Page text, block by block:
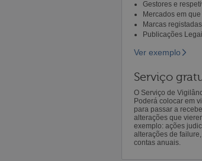
Gestores e
Mercados em
Marcas
Publicações
Ver exemplo
Serviço
O Serviço de
Poderá colocar em
para passar a
alterações que
exemplo: ações
alterações de
contas anuais.